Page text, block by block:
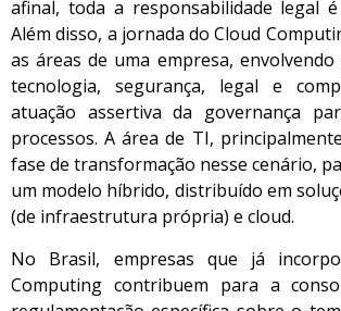
afinal, toda a responsabilidade legal
Além disso, a jornada do Cloud
as áreas de uma empresa,
tecnologia, segurança, legal e
atuação assertiva da governança
processos. A área de TI,
fase de transformação nesse cenário,
um modelo híbrido, distribuído em
(de infraestrutura própria) e cloud.
No Brasil, empresas que já
Computing contribuem para a